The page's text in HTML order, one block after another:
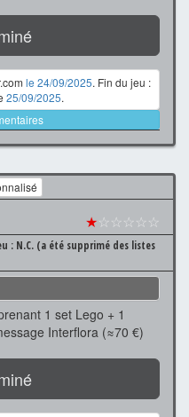
le 24/09/2025. Fin du jeu :
25/09/2025.
★☆☆☆☆☆
: N.C. (a été supprimé des listes
1 set Lego + 1
Interflora (≈70 €)